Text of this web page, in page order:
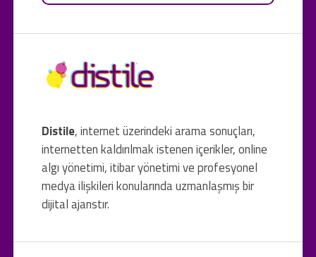
Distile, internet üzerindeki arama sonuçları,
internetten kaldırılmak istenen içerikler, online
algı yönetimi, itibar yönetimi ve profesyonel
medya ilişkileri konularında uzmanlaşmış bir
dijital ajanstır.